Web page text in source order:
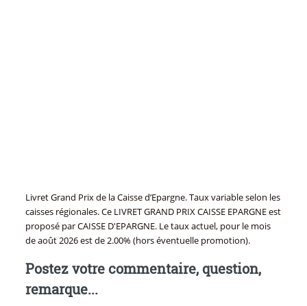
Livret Grand Prix de la Caisse d’Epargne. Taux variable selon les
caisses régionales. Ce LIVRET GRAND PRIX CAISSE EPARGNE est
proposé par CAISSE D'EPARGNE. Le taux actuel, pour le mois
de août 2026 est de 2.00% (hors éventuelle promotion).
Postez votre commentaire, question,
remarque...